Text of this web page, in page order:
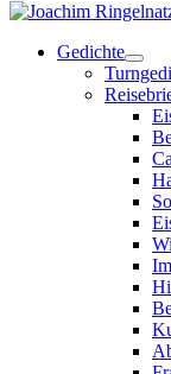
Gedichte